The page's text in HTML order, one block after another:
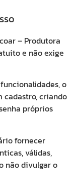
– Produtora
e não exige
o
cadastro, criando
próprios
fornecer
válidas,
não divulgar o